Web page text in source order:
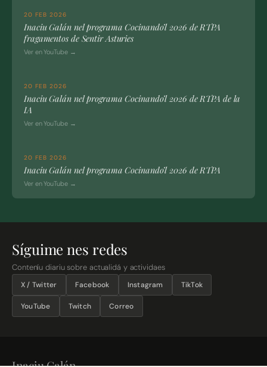
20 FEB 2026
Inaciu Galán nel programa Cocinando’l 2026 de RTPA
fragamentos de Sentir Asturies
Ver en YouTube →
20 FEB 2026
Inaciu Galán nel programa Cocinando’l 2026 de RTPA de la
IA
Ver en YouTube →
20 FEB 2026
Inaciu Galán nel programa Cocinando’l 2026 de RTPA
Ver en YouTube →
Síguime nes redes
Conteníu diariu sobre actualidá y actividaes
X / Twitter Facebook Instagram TikTok
YouTube Twitch Correo